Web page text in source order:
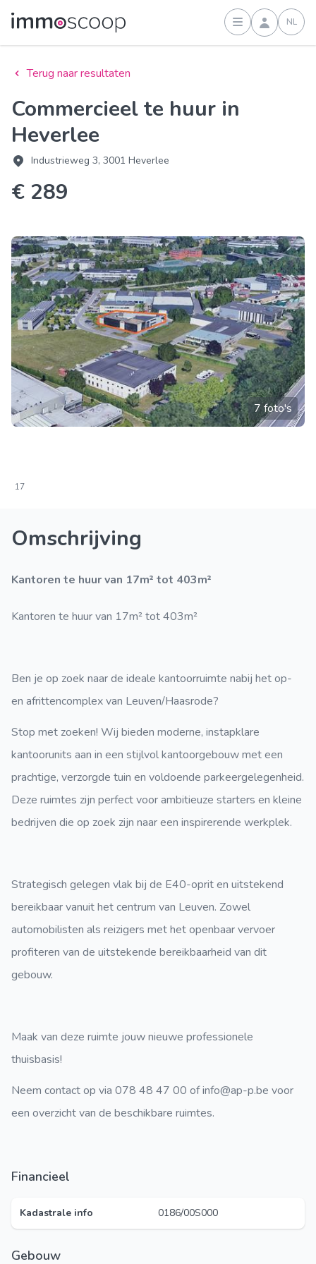
Inloggen
NL
Terug naar resultaten
Commercieel te huur in
Heverlee
Industrieweg 3, 3001 Heverlee
€ 289
7 foto's
17
Omschrijving
Kantoren te huur van 17m² tot 403m²
Kantoren te huur van 17m² tot 403m²
Ben je op zoek naar de ideale kantoorruimte nabij het op-
en afrittencomplex van Leuven/Haasrode?
Stop met zoeken! Wij bieden moderne, instapklare
kantoorunits aan in een stijlvol kantoorgebouw met een
prachtige, verzorgde tuin en voldoende parkeergelegenheid.
Deze ruimtes zijn perfect voor ambitieuze starters en kleine
bedrijven die op zoek zijn naar een inspirerende werkplek.
Strategisch gelegen vlak bij de E40-oprit en uitstekend
bereikbaar vanuit het centrum van Leuven. Zowel
automobilisten als reizigers met het openbaar vervoer
profiteren van de uitstekende bereikbaarheid van dit
gebouw.
Maak van deze ruimte jouw nieuwe professionele
thuisbasis!
Neem contact op via 078 48 47 00 of info@ap-p.be voor
een overzicht van de beschikbare ruimtes.
Financieel
Kadastrale info 0186/00S000
Gebouw